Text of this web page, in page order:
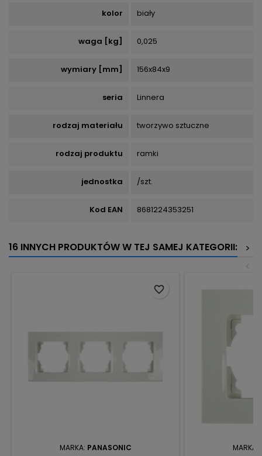
kolor biały
waga [kg] 0,025
wymiary [mm] 156x84x9
seria Linnera
rodzaj materiału tworzywo sztuczne
rodzaj produktu ramki
jednostka /szt.
Kod EAN 8681224353251
16 INNYCH PRODUKTÓW W TEJ SAMEJ KATEGORII:
>
<
MARKA: PANASONIC
favorite_border
MARKA: